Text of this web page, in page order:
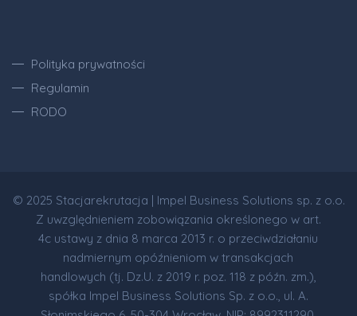
Polityka prywatności
Regulamin
RODO
© 2025 Stacjarekrutacja | Impel Business Solutions sp. z o.o.
Z uwzględnieniem zobowiązania określonego w art.
4c ustawy z dnia 8 marca 2013 r. o przeciwdziałaniu
nadmiernym opóźnieniom w transakcjach
handlowych (tj. Dz.U. z 2019 r. poz. 118 z późn. zm.),
spółka Impel Business Solutions Sp. z o.o., ul. A.